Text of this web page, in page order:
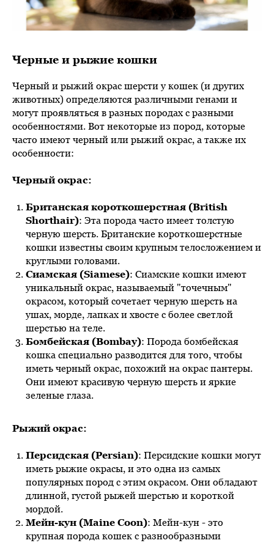
Черные и рыжие кошки
Черный и рыжий окрас шерсти у кошек (и других
животных) определяются различными генами и
могут проявляться в разных породах с разными
особенностями. Вот некоторые из пород, которые
часто имеют черный или рыжий окрас, а также их
особенности:
Черный окрас:
Британская короткошерстная (British
Shorthair): Эта порода часто имеет толстую
черную шерсть. Британские короткошерстные
кошки известны своим крупным телосложением и
круглыми головами.
Сиамская (Siamese): Сиамские кошки имеют
уникальный окрас, называемый "точечным"
окрасом, который сочетает черную шерсть на
ушах, морде, лапках и хвосте с более светлой
шерстью на теле.
Бомбейская (Bombay): Порода бомбейская
кошка специально разводится для того, чтобы
иметь черный окрас, похожий на окрас пантеры.
Они имеют красивую черную шерсть и яркие
зеленые глаза.
Рыжий окрас:
Персидская (Persian): Персидские кошки могут
иметь рыжие окрасы, и это одна из самых
популярных пород с этим окрасом. Они обладают
длинной, густой рыжей шерстью и короткой
мордой.
Мейн-кун (Maine Coon): Мейн-кун - это
крупная порода кошек с разнообразными